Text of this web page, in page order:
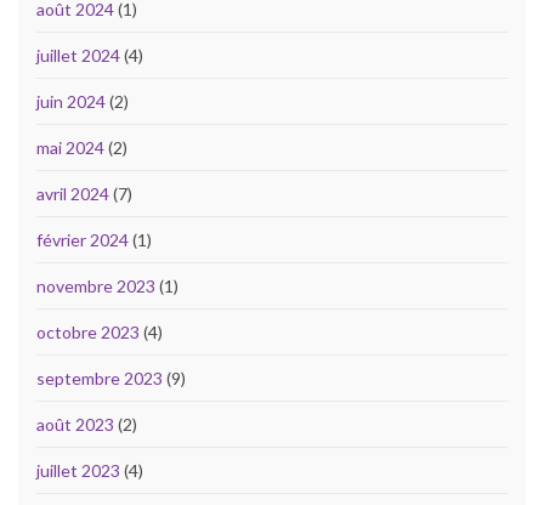
août 2024(1)
juillet 2024(4)
juin 2024(2)
mai 2024(2)
avril 2024(7)
février 2024(1)
novembre 2023 (1)
octobre 2023 (4)
septembre 2023 (9)
août 2023 (2)
juillet 2023 (4)